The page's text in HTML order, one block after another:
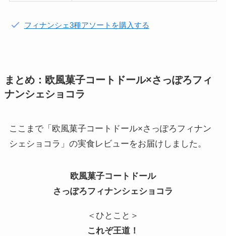
フィナンシェ3種アソートを購入する
まとめ：欧風菓子コートドール×さっぽろフィ
ナンシェショコラ
ここまで「欧風菓子コートドール×さっぽろフィナン
シェショコラ」の実食レビューをお届けしました。
欧風菓子コートドール
さっぽろフィナンシェショコラ
＜ひとこと＞
これぞ王道！